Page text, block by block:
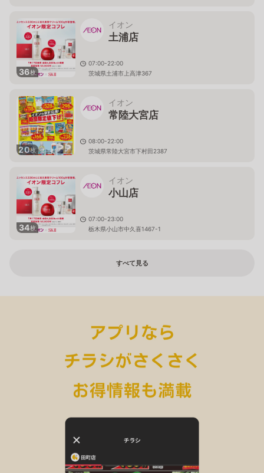
36枚
イオン
土浦店
07:00-22:00
茨城県土浦市上高津367
20枚
イオン
常陸大宮店
08:00-22:00
茨城県常陸大宮市下村田2387
34枚
イオン
小山店
07:00-23:00
栃木県小山市中久喜1467-1
すべて見る